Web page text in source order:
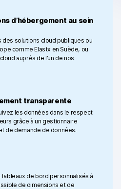
DE NL
d’hébergement au sein
solutions cloud publiques ou
comme Elastx en Suède, ou
auprès de l’un de nos
transparente
les données dans le respect
grâce à un gestionnaire
de demande de données.
de bord personnalisés à
de dimensions et de